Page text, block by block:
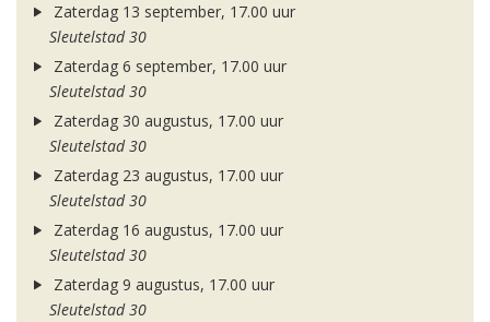
Zaterdag 13 september, 17.00 uur
Sleutelstad 30
Zaterdag 6 september, 17.00 uur
Sleutelstad 30
Zaterdag 30 augustus, 17.00 uur
Sleutelstad 30
Zaterdag 23 augustus, 17.00 uur
Sleutelstad 30
Zaterdag 16 augustus, 17.00 uur
Sleutelstad 30
Zaterdag 9 augustus, 17.00 uur
Sleutelstad 30